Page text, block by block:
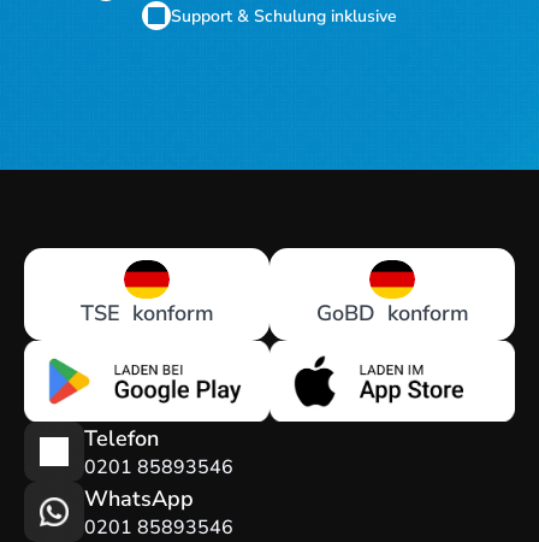
Support & Schulung inklusive
TSE  konform GoBD  konform
Telefon
0201 85893546
WhatsApp
0201 85893546